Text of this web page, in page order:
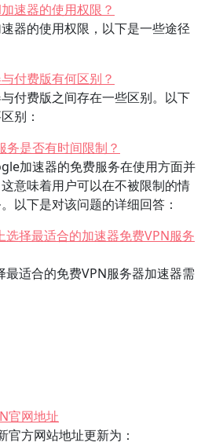
速器的使用权限？
器的使用权限，以下是一些途径
付费版有何区别？
付费版之间存在一些区别。以下
别：
是否有时间限制？
加速器的免费服务在使用方面并
意味着用户可以在不被限制的情
以下是对该问题的详细回答：
择最适合的加速器免费VPN服务
适合的免费VPN服务器加速器需
官网地址
方网站地址更新为：